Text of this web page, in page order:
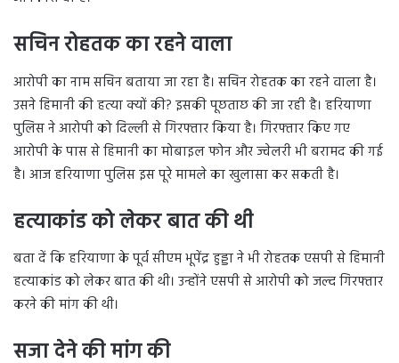
सचिन रोहतक का रहने वाला
आरोपी का नाम सचिन बताया जा रहा है। सचिन रोहतक का रहने वाला है।
उसने हिमानी की हत्या क्यों की? इसकी पूछताछ की जा रही है। हरियाणा
पुलिस ने आरोपी को दिल्ली से गिरफ्तार किया है। गिरफ्तार किए गए
आरोपी के पास से हिमानी का मोबाइल फोन और ज्वेलरी भी बरामद की गई
है। आज हरियाणा पुलिस इस पूरे मामले का खुलासा कर सकती है।
हत्याकांड को लेकर बात की थी
बता दें कि हरियाणा के पूर्व सीएम भूपेंद्र हुड्डा ने भी रोहतक एसपी से हिमानी
हत्याकांड को लेकर बात की थी। उन्होंने एसपी से आरोपी को जल्द गिरफ्तार
करने की मांग की थी।
सजा देने की मांग की